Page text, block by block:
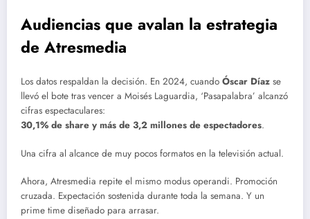
Audiencias que avalan la estrategia
de Atresmedia
Los datos respaldan la decisión. En 2024, cuando Óscar Díaz se
llevó el bote tras vencer a Moisés Laguardia, ‘Pasapalabra’ alcanzó
cifras espectaculares:
30,1% de share y más de 3,2 millones de espectadores.
Una cifra al alcance de muy pocos formatos en la televisión actual.
Ahora, Atresmedia repite el mismo modus operandi. Promoción
cruzada. Expectación sostenida durante toda la semana. Y un
prime time diseñado para arrasar.